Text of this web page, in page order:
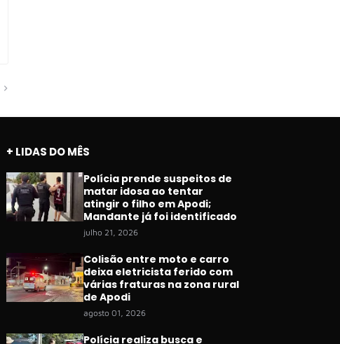
+ LIDAS DO MÊS
Polícia prende suspeitos de
matar idosa ao tentar
atingir o filho em Apodi;
Mandante já foi identificado
julho 21, 2026
Colisão entre moto e carro
deixa eletricista ferido com
várias fraturas na zona rural
de Apodi
agosto 01, 2026
Polícia realiza busca e